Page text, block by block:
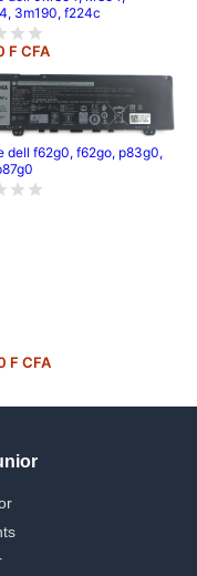
3m190, f224c
F CFA
dell f62g0, f62go, p83g0,
F CFA